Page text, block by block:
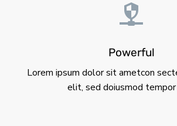
Powerful
Lorem ipsum dolor sit ametcon
elit, sed doiusmod tempor